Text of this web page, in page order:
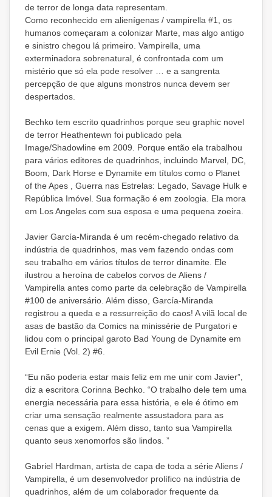
de terror de longa data representam.
Como reconhecido em alienígenas / vampirella #1, os
humanos começaram a colonizar Marte, mas algo antigo
e sinistro chegou lá primeiro. Vampirella, uma
exterminadora sobrenatural, é confrontada com um
mistério que só ela pode resolver … e a sangrenta
percepção de que alguns monstros nunca devem ser
despertados.
Bechko tem escrito quadrinhos porque seu graphic novel
de terror Heathentewn foi publicado pela
Image/Shadowline em 2009. Porque então ela trabalhou
para vários editores de quadrinhos, incluindo Marvel, DC,
Boom, Dark Horse e Dynamite em títulos como o Planet
of the Apes , Guerra nas Estrelas: Legado, Savage Hulk e
República Imóvel. Sua formação é em zoologia. Ela mora
em Los Angeles com sua esposa e uma pequena zoeira.
Javier García-Miranda é um recém-chegado relativo da
indústria de quadrinhos, mas vem fazendo ondas com
seu trabalho em vários títulos de terror dinamite. Ele
ilustrou a heroína de cabelos corvos de Aliens /
Vampirella antes como parte da celebração de Vampirella
#100 de aniversário. Além disso, García-Miranda
registrou a queda e a ressurreição do caos! A vilã local de
asas de bastão da Comics na minissérie de Purgatori e
lidou com o principal garoto Bad Young de Dynamite em
Evil Ernie (Vol. 2) #6.
“Eu não poderia estar mais feliz em me unir com Javier”,
diz a escritora Corinna Bechko. “O trabalho dele tem uma
energia necessária para essa história, e ele é ótimo em
criar uma sensação realmente assustadora para as
cenas que a exigem. Além disso, tanto sua Vampirella
quanto seus xenomorfos são lindos. ”
Gabriel Hardman, artista de capa de toda a série Aliens /
Vampirella, é um desenvolvedor prolífico na indústria de
quadrinhos, além de um colaborador frequente da